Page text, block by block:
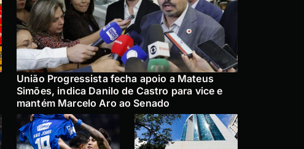
União Progressista fecha apoio a Mateus
Simões, indica Danilo de Castro para vice e
mantém Marcelo Aro ao Senado